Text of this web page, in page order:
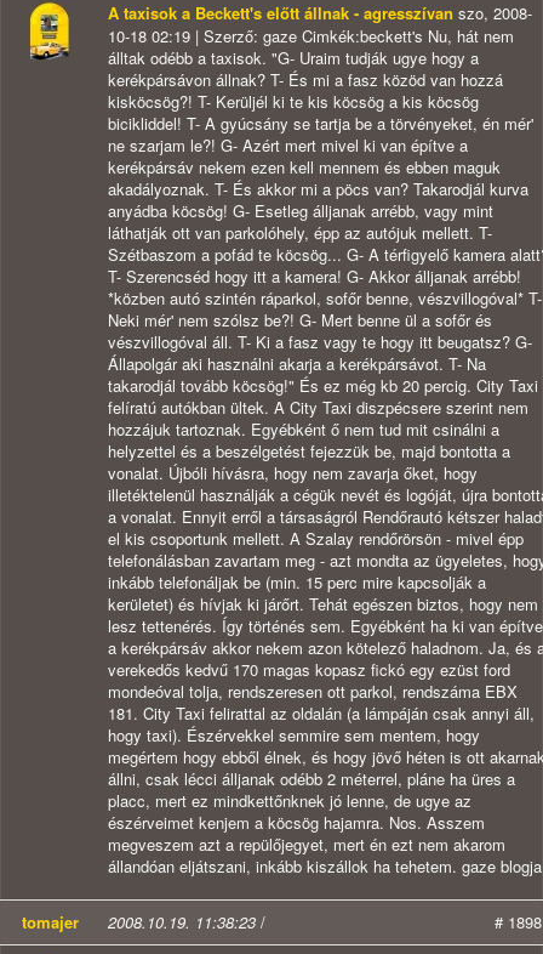
A taxisok a Beckett's előtt állnak - agresszívan szo, 2008-
10-18 02:19 | Szerző: gaze Cimkék:beckett's Nu, hát nem
álltak odébb a taxisok. "G- Uraim tudják ugye hogy a
kerékpársávon állnak? T- És mi a fasz közöd van hozzá
kisköcsög?! T- Kerüljél ki te kis köcsög a kis köcsög
bicikliddel! T- A gyúcsány se tartja be a törvényeket, én mér'
ne szarjam le?! G- Azért mert mivel ki van építve a
kerékpársáv nekem ezen kell mennem és ebben maguk
akadályoznak. T- És akkor mi a pöcs van? Takarodjál kurva
anyádba köcsög! G- Esetleg álljanak arrébb, vagy mint
láthatják ott van parkolóhely, épp az autójuk mellett. T-
Szétbaszom a pofád te köcsög... G- A térfigyelő kamera
T- Szerencséd hogy itt a kamera! G- Akkor álljanak arrébb!
*közben autó szintén ráparkol, sofőr benne, vészvillogóval* T-
Neki mér' nem szólsz be?! G- Mert benne ül a sofőr és
vészvillogóval áll. T- Ki a fasz vagy te hogy itt beugatsz? G-
Állapolgár aki használni akarja a kerékpársávot. T- Na
takarodjál tovább köcsög!" És ez még kb 20 percig. City Taxi
felíratú autókban ültek. A City Taxi diszpécsere szerint nem
hozzájuk tartoznak. Egyébként ő nem tud mit csinálni a
helyzettel és a beszélgetést fejezzük be, majd bontotta a
vonalat. Újbóli hívásra, hogy nem zavarja őket, hogy
illetéktelenül használják a cégük nevét és logóját, újra
a vonalat. Ennyit erről a társaságról Rendőrautó kétszer
el kis csoportunk mellett. A Szalay rendőrörsön - mivel épp
telefonálásban zavartam meg - azt mondta az ügyeletes,
inkább telefonáljak be (min. 15 perc mire kapcsolják a
kerületet) és hívjak ki járőrt. Tehát egészen biztos, hogy nem
lesz tettenérés. Így történés sem. Egyébként ha ki van építve
a kerékpársáv akkor nekem azon kötelező haladnom. Ja, és
verekedős kedvű 170 magas kopasz fickó egy ezüst ford
mondeóval tolja, rendszeresen ott parkol, rendszáma EBX
181. City Taxi felirattal az oldalán (a lámpáján csak annyi áll,
hogy taxi). Észérvekkel semmire sem mentem, hogy
megértem hogy ebből élnek, és hogy jövő héten is ott
állni, csak lécci álljanak odébb 2 méterrel, pláne ha üres a
placc, mert ez mindkettőnknek jó lenne, de ugye az
észérveimet kenjem a köcsög hajamra. Nos. Asszem
megveszem azt a repülőjegyet, mert én ezt nem akarom
állandóan eljátszani, inkább kiszállok ha tehetem. gaze blogja
tomajer 2008.10.19. 11:38:23 /
#